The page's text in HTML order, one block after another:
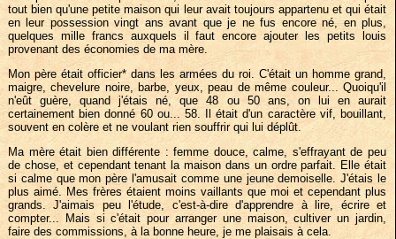
tout bien qu'une petite maison qui leur avait toujours appartenu et qui était
en leur possession vingt ans avant que je ne fus encore né, en plus,
quelques mille francs auxquels il faut encore ajouter les petits louis
provenant des économies de ma mère.
Mon père était officier* dans les armées du roi. C'était un homme grand,
maigre, chevelure noire, barbe, yeux, peau de même couleur... Quoiqu'il
n'eût guère, quand j'étais né, que 48 ou 50 ans, on lui en aurait
certainement bien donné 60 ou... 58. Il était d'un caractère vif, bouillant,
souvent en colère et ne voulant rien souffrir qui lui déplût.
Ma mère était bien différente : femme douce, calme, s'effrayant de peu
de chose, et cependant tenant la maison dans un ordre parfait. Elle était
si calme que mon père l'amusait comme une jeune demoiselle. J'étais le
plus aimé. Mes frères étaient moins vaillants que moi et cependant plus
grands. J'aimais peu l'étude, c'est-à-dire d'apprendre à lire, écrire et
compter... Mais si c'était pour arranger une maison, cultiver un jardin,
faire des commissions, à la bonne heure, je me plaisais à cela.